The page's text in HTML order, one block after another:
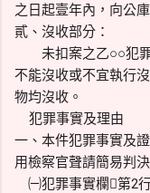
之日起壹年內，向公
貳、沒收部分：
未扣案之乙○○犯罪
不能沒收或不宜執行
物均沒收。
犯罪事實及理由
一、本件犯罪事實及
用檢察官聲請簡易判
㈠犯罪事實欄第2